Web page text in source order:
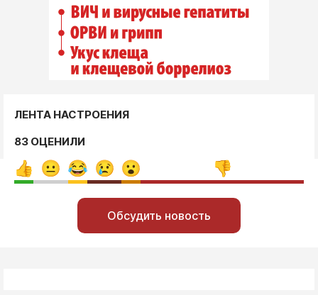
ЛЕНТА НАСТРОЕНИЯ
83 ОЦЕНИЛИ
Обсудить новость